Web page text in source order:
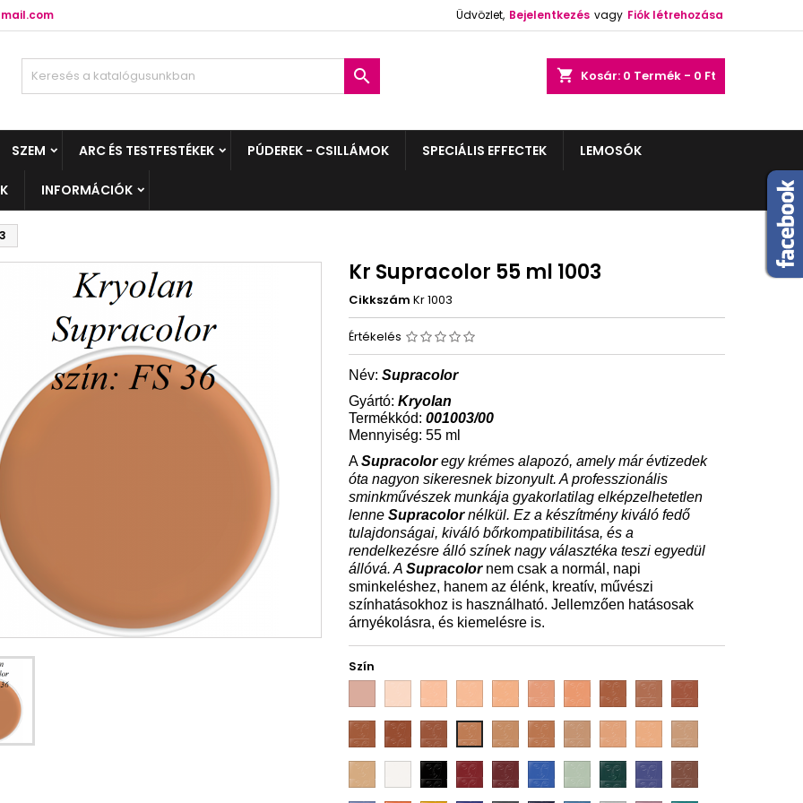
Üdvözlet, Bejelentkezés vagy Fiók létrehozása
shopping_cart Kosár: 0 Termék - 0 Ft

SZEM ARC ÉS TESTFESTÉKEK PÚDEREK - CSILLÁMOK SPECIÁLIS EFFECTEK LEMOSÓK
INFORMÁCIÓK
Kr Supracolor 55 ml 1003
Cikkszám Kr 1003
Értékelés
Név: Supracolor
Gyártó: Kryolan
Termékkód: 001003/00
Mennyiség: 55 ml
ASupracoloregy krémes alapozó, amely már évtizedek
óta nagyon sikeresnek bizonyult. A professzionális
sminkművészek munkája gyakorlatilag elképzelhetetlen
lenne Supracolornélkül. Ez a készítmény kiváló fedő
tulajdonságai, kiváló bőrkompatibilitása, és a
rendelkezésre álló színek nagy választéka teszi egyedül
állóvá. A Supracolornem csak a normál, napi
sminkeléshez, hanem az élénk, kreatív, művészi
színhatásokhoz is használható. Jellemzően hatásosak
árnyékolásra, és kiemelésre is.
Szín
2W 4W 5W 6W 7W 8W 9W
10W 11W 12W
FS
36
FS
38
FS
40
FS
45
FS
54
177
NB
ivory 071 080 081 091 092 095 098 101